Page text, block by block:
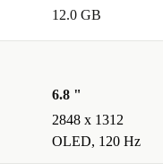
12.0 GB
6.8 "
2848 x 1312
OLED, 120 Hz